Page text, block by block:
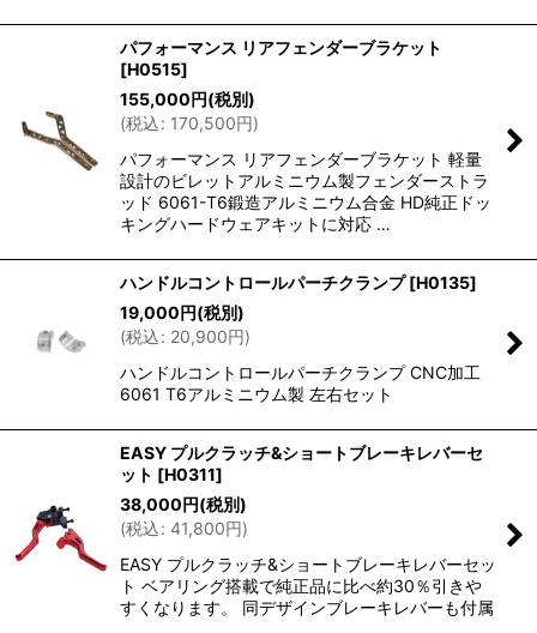
パフォーマンス リアフェンダーブラケット
[H0515]
155,000円(税別)
(税込: 170,500円)
パフォーマンス リアフェンダーブラケット 軽量
設計のビレットアルミニウム製フェンダーストラ
ッド 6061-T6鍛造アルミニウム合金 HD純正ドッ
キングハードウェアキットに対応 …
ハンドルコントロールパーチクランプ [H0135]
19,000円(税別)
(税込: 20,900円)
ハンドルコントロールパーチクランプ CNC加工
6061 T6アルミニウム製 左右セット
EASY プルクラッチ&ショートブレーキレバーセ
ット [H0311]
38,000円(税別)
(税込: 41,800円)
EASY プルクラッチ&ショートブレーキレバーセッ
ト ベアリング搭載で純正品に比べ約30％引きや
すくなります。 同デザインブレーキレバーも付属